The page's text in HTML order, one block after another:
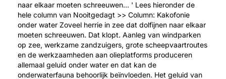
naar elkaar moeten schreeuwen... ' Lees hieronder de
hele column van Nooitgedagt >> Column: Kakofonie
onder water Zoveel herrie in zee dat dolfijnen naar elkaar
moeten schreeuwen. Dat klopt. Aanleg van windparken
op zee, werkzame zandzuigers, grote scheepvaartroutes
en de werkzaamheden aan olieplatforms produceren
allemaal geluid onder water en dat kan de
onderwaterfauna behoorlijk beïnvloeden. Het geluid van